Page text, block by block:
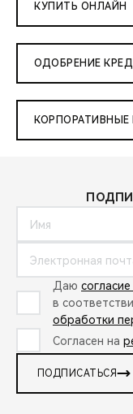
КУПИТЬ ОНЛАЙН
ОДОБРЕНИЕ
Даю
в
обработки
Согласен на
ПОДПИСАТЬСЯ